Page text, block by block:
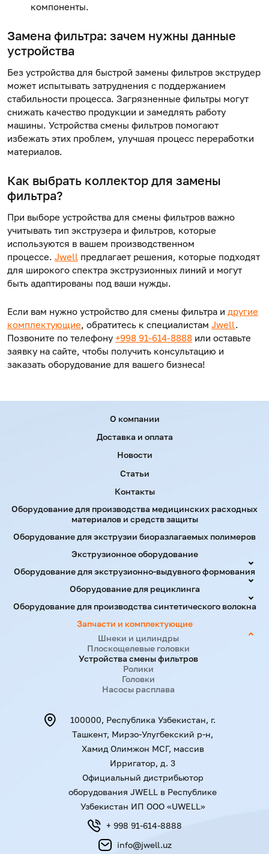
компоненты.
Замена фильтра: зачем нужны данные
устройства
Без устройства для быстрой замены фильтров экструдер
может испытывать затруднения с поддержанием
стабильности процесса. Загрязненные фильтры могут
снижать качество продукции и замедлять работу
машины. Устройства смены фильтров помогают
избежать этих проблем, улучшая процесс переработки
материалов.
Как выбрать коллектор для замены
фильтра?
При выборе устройства для смены фильтров важно
учитывать тип экструзера и фильтров, которые
используются в вашем производственном
процессе. Jwell предлагает решения, которые подходят
для широкого спектра экструзионных линий и могут
быть адаптированы под ваши нужды.
Если вам нужно устройство для смены фильтра и другие
комплектующие , обратитесь к специалистам Jwell
Позвоните по телефону +998 91-614-8888 или оставьте
заявку на сайте, чтобы получить консультацию и
заказать оборудование для вашего бизнеса!
Оборудование для производства медицинских расходных
материалов и средств защиты
Оборудование для экструзии биоразлагаемых полимеров
Экструзионное оборудование
Оборудование для экструзионно-выдувного формования
Оборудование для рециклинга
Оборудование для производства синтетического волокна
Запчасти и комплектующие
Шнеки и цилиндры
Плоскощелевые головки
Устройства смены фильтров
Ролики
Головки
Насосы расплава
О компании
Доставка и оплата
Новости
Статьи
Контакты
100000, Республика Узбекистан, г.
Ташкент, Мирзо-Улугбекский р-н,
Хамид Олимжон МСГ, массив
Ирригатор, д. 3
Официальный дистрибьютор
оборудования JWELL в Республике
Узбекистан ИП ООО «UWELL»
+ 998 91-614-8888
info@jwell.uz